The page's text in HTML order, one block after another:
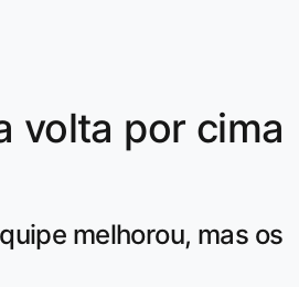
volta por cima
melhorou, mas os